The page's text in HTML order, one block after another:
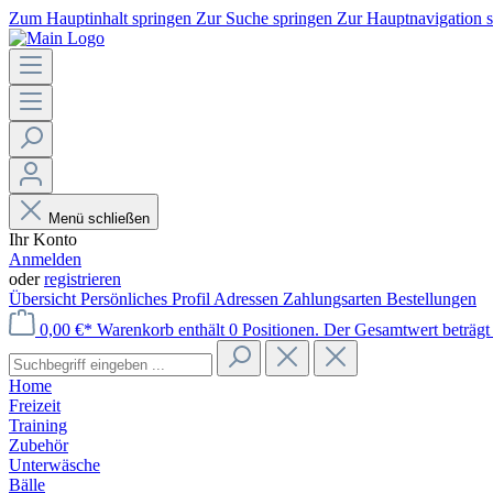
Zum Hauptinhalt springen Zur Suche springen Zur Hauptnavigation
Menü schließen
Ihr Konto
Anmelden
oderregistrieren
Übersicht Persönliches Profil Adressen Zahlungsarten Bestellungen
0,00 €* Warenkorb enthält 0 Positionen. Der Gesamtwert
Home
Freizeit
Training
Zubehör
Unterwäsche
Bälle